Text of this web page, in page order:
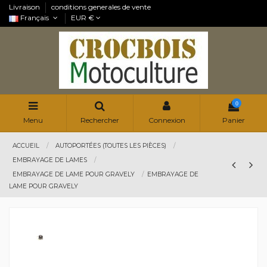
Livraison
conditions generales de vente
Français
EUR €
Menu Rechercher Connexion
0
Panier
ACCUEIL
AUTOPORTÉES (TOUTES LES PIÈCES)
EMBRAYAGE DE LAMES
EMBRAYAGE DE LAME POUR GRAVELY
EMBRAYAGE DE
LAME POUR GRAVELY